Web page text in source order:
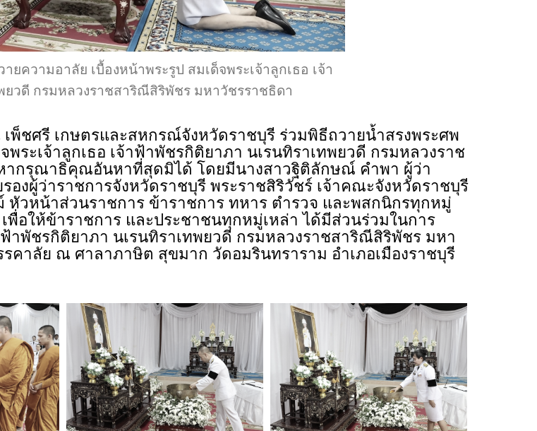
ความอาลัย เบื้องหน้าพระรูป สมเด็จพระเจ้าลูกเธอ เจ้า
ยวดี กรมหลวงราชสาริณีสิริพัชร มหาวัชรราชธิดา
เพ็ชศรี เกษตรและสหกรณ์จังหวัดราชบุรี ร่วมพิธีถวายน้ำสรงพระศพ
ระเจ้าลูกเธอ เจ้าฟ้าพัชรกิติยาภา นเรนทิราเทพยวดี กรมหลวงราช
กรุณาธิคุณอันหาที่สุดมิได้ โดยมีนางสาวฐิติลักษณ์ คำพา ผู้ว่า
งผู้ว่าราชการจังหวัดราชบุรี พระราชสิริวัชร์ เจ้าคณะจังหวัดราชบุรี
หัวหน้าส่วนราชการ ข้าราชการ ทหาร ตำรวจ และพสกนิกรทุกหมู่
พื่อให้ข้าราชการ และประชาชนทุกหมู่เหล่า ได้มีส่วนร่วมในการ
ฟ้าพัชรกิติยาภา นเรนทิราเทพยวดี กรมหลวงราชสาริณีสิริพัชร มหา
คาลัย ณ ศาลาภาษิต สุขมาก วัดอมรินทราราม อำเภอเมืองราชบุรี